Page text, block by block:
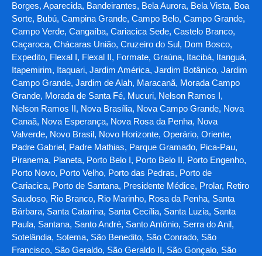
Borges, Aparecida, Bandeirantes, Bela Aurora, Bela Vista, Boa
Sorte, Bubú, Campina Grande, Campo Belo, Campo Grande,
Campo Verde, Cangaíba, Cariacica Sede, Castelo Branco,
Caçaroca, Chácaras União, Cruzeiro do Sul, Dom Bosco,
Expedito, Flexal I, Flexal II, Formate, Graúna, Itacibá, Itanguá,
Itapemirim, Itaquari, Jardim América, Jardim Botânico, Jardim
Campo Grande, Jardim de Alah, Maracanã, Morada Campo
Grande, Morada de Santa Fé, Mucuri, Nelson Ramos I,
Nelson Ramos II, Nova Brasília, Nova Campo Grande, Nova
Canaã, Nova Esperança, Nova Rosa da Penha, Nova
Valverde, Novo Brasil, Novo Horizonte, Operário, Oriente,
Padre Gabriel, Padre Mathias, Parque Gramado, Pica-Pau,
Piranema, Planeta, Porto Belo I, Porto Belo II, Porto Engenho,
Porto Novo, Porto Velho, Porto das Pedras, Porto de
Cariacica, Porto de Santana, Presidente Médice, Prolar, Retiro
Saudoso, Rio Branco, Rio Marinho, Rosa da Penha, Santa
Bárbara, Santa Catarina, Santa Cecília, Santa Luzia, Santa
Paula, Santana, Santo André, Santo Antônio, Serra do Anil,
Sotelândia, Sotema, São Benedito, São Conrado, São
Francisco, São Geraldo, São Geraldo II, São Gonçalo, São